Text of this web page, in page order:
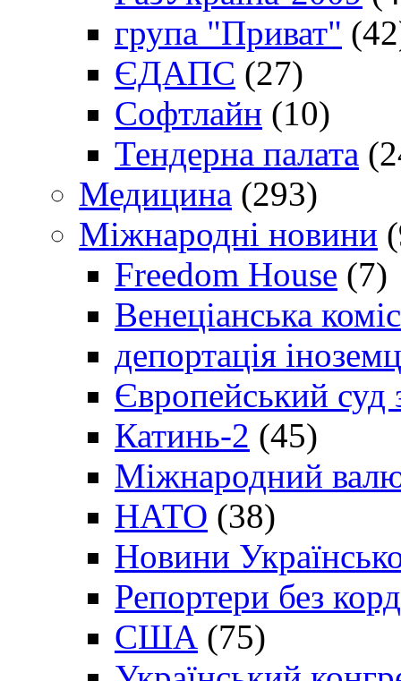
група "Приват"
ЄДАПС (27)
Софтлайн (10)
Тендерна палата
Медицина (293)
Міжнародні новини
Freedom House (7)
Венеціанська
депортація
Європейський
Катинь-2 (45)
Міжнародний
НАТО (38)
Новини
Репортери без
США (75)